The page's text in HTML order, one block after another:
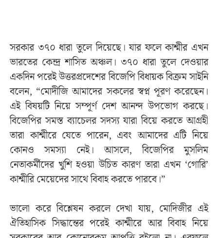
সরকার ৩৭০ ধারা তুলে দিয়েছে। যার ফলে কাশ্মীর এখন
ভারতের কেন্দ্র শাসিত অঞ্চল। ৩৭০ ধারা তুলে দেওয়ার
একদিন পরেই উত্তরপ্রদেশের বিজেপি বিধায়ক বিক্রম সাইনি
বলেন, “মোদীজি আমাদের সকলের স্বপ্ন পূরণ করেছেন।
এই বিষয়টি নিয়ে সম্পূর্ণ দেশ আনন্দ উপভোগ করছে।
বিজেপির সমস্ত ব্যাচেলর সদস্য যারা বিয়ে করতে আগ্রহী
তারা কাশ্মীরে যেতে পারেন, এবং আমাদের এটি নিয়ে
কোনও সমস্যা নেই। আসলে, বিজেপির মুসলিম
নেতাকর্মীদের খুশি হওয়া উচিত কারণ তারা এখন ‘গোরি’
কাশ্মীরি মেয়েদের সাথে বিবাহ করতে পারবে।”
ভালো করে বিশ্লেষন করলে দেখা যায়, মোদিজীর এই
ঐতিহাসিক সিদ্ধান্তের পরেই কাশ্মীরে আর বিবাহ নিয়ে